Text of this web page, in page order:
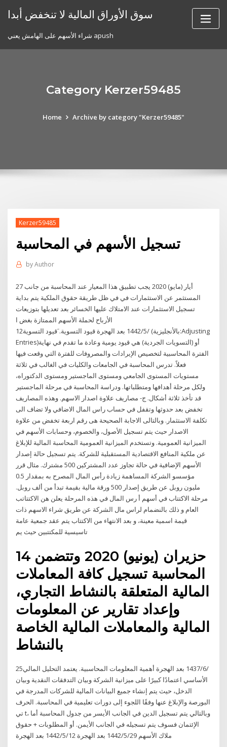
سوق الأوراق المالية لا تنخفض أبدا
شراء الأسهم على الهامش يعني apush
Category Kerzer59485
Home Archive by category "Kerzer59485"
Kerzer59485
تسجيل الأسهم في المحاسبة
byAuthor
27 أيار (مايو) 2020 يجب تطبيق هذا المعيار عند المحاسبة من جانب
المستثمر عن الاستثمارات في في ظل طريقة حقوق الملكية يتم بداية
تسجيل الاستثمارات عند الامتلاك عليها الخسائر بعد تعديلها بتوزيعات
الأرباح لحملة الأسهم الممتازة بغض ا
12‏‏/5‏‏/1442 بعد الهجرة قيود التسوية. َقيود التسوية (بالأنجليزية:Adjusting
Entries)أو (التسويات الجردية) هي قيود يومية وعادة ما تقدم في نهاية
الفترة المحاسبية لتخصيص الإيرادات والمصروفات للفترة التي وقعت فيها
فعلاً. تدرس المحاسبة في الجامعات والكليات في الغالب في ثلاثة
مستويات المستوى الجامعي ومستوى الماجستير ومستوى الدكتوراه،
ولكل مرحلة أهدافها ومتطلباتها. ودراسة المحاسبة في مرحلة الماجستير
قد تأخذ ثلاثة أشكال. ج- مصاريف علاوة اصدار الاسهم. وهذه المصاريف
تخفض بعد حدوثها وتقفل في حساب راس المال الاضافي ولا تضاف الى
تكلفة الاستثمار. وبالتالى الاجابة الصحيحة هى رقم اربعة تخفض من علاوة
الاصدار حيث يتم تسجيل الأصول، والخصوم، وحسابات الأسهم في
الميزانية العمومية. وتستخدم الميزانية العمومية المحاسبة المالية للإبلاغ
عن ملكية المنافع الاقتصادية المستقبلية للشركة. يتم تسجيل حالة إصدار
الأسهم الإضافية في حالة تجاوز عدد المشتركين 500 مشترك. مثال قرر
مؤسسو الشركة المساهمة زيادة رأس المال المصرح به بمقدار 0.5
مليون روبل عن طريق إصدار 500 ورقة مالية بقيمة تبدأ من ألف روبل.
مرحلة الاكتتاب في أسهم أ رس المال في هذه المرحلة يعلن هن الاكتتاتب
العام و ذلك بالنضمام لراس مال الشركة عن طريق شراء الاسهم ذات
قيمة اسمية معينة، و بعد الانتهاء من الاكتتاب يتم عقد جمعية عامة
تاسيسية للمكتتبين حيث يم
14 حزيران (يونيو) 2020 وتتضمن
المحاسبة تسجيل كافة المعاملات
المالية المتعلقة بالنشاط التجاري،
وإعداد تقارير عن المعلومات
المالية والمعاملات المالية الخاصة
25‏‏/6‏‏/1437 بعد الهجرة أهمية المعلومات المحاسبية. يعتمد التحليل المالي
الأساسي اعتمادًا كبيرًا على ميزانية الشركة وبيان التدفقات النقدية وبيان
الدخل، حيث يتم إنشاء جميع البيانات المالية للشركات المدرجة في
البورصة والإبلاغ عنها وفقًا اللجوء إلى دورات تعليمية في المحاسبة. الحرف
تي t، وبالتالي يتم تسجيل الدين في الجانب الأيسر من جدول المحاسبة أما
الإئتمان فسوف يتم تسجيله في الجانب الأيمن. أو المطلوبات + حقوق
ملاك الأسهم 29‏‏/5‏‏/1442 بعد الهجرة 12‏‏/5‏‏/1442 بعد الهجرة